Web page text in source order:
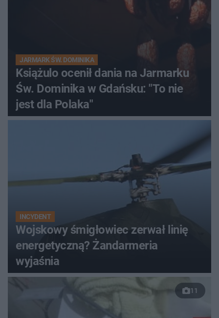
JARMARK ŚW. DOMINIKA
Książulo ocenił dania na Jarmarku
Św. Dominika w Gdańsku: "To nie
jest dla Polaka"
INCYDENT
Wojskowy śmigłowiec zerwał linię
energetyczną? Żandarmeria
wyjaśnia
11